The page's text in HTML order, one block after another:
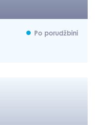
Po porudžbini